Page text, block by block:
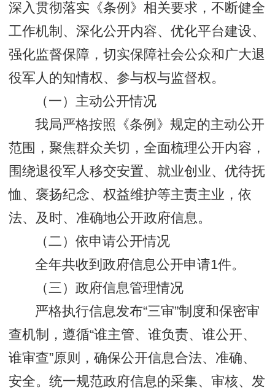
深入贯彻落实 《条例》相关要求，不断健全
工作机制、深化公开内容、优化平台建设、
强化监督保障，切实保障社会公众和广大退
役军人的知情权、参与权与监督权。
（一）主动公开情况
我局严格按照《条例》规定的主动公开
范围，聚焦群众关切，全面梳理公开内容，
围绕退役军人移交安置、就业创业、优待抚
恤、褒扬纪念、权益维护等主责主业，依
法、及时、准确地公开政府信息。
（二）依申请公开情况
全年共收到政府信息公开申请1件。
（三）政府信息管理情况
严格执行信息发布“三审”制度和保密审
查机制，遵循“谁主管、谁负责、谁公开、
谁审查”原则，确保公开信息合法、准确、
安全。统一规范政府信息的采集、审核、发